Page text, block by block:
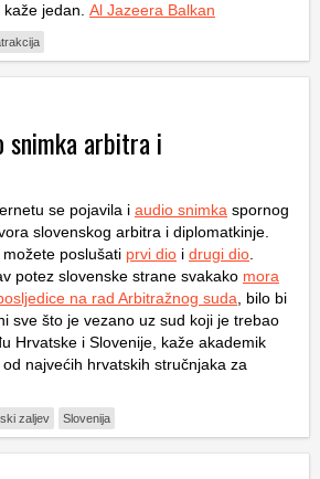
jedan. Al Jazeera Balkan
snimka arbitra i
se pojavila i audio snimka spornog
slovenskog arbitra i diplomatkinje.
poslušati prvi dio i drugi dio
potez slovenske strane svakako mora
na rad Arbitražnog suda , bilo bi
sve što je vezano uz sud koji je trebao
Hrvatske i Slovenije, kaže akademik
najvećih hrvatskih stručnjaka za
zaljev Slovenija